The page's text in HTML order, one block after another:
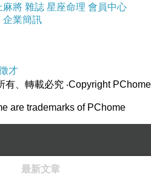
麻將 雜誌 星座命理 會員中心
企業簡訊
才
有、轉載必究 ‧Copyright PChome
are trademarks of PChome
最新文章